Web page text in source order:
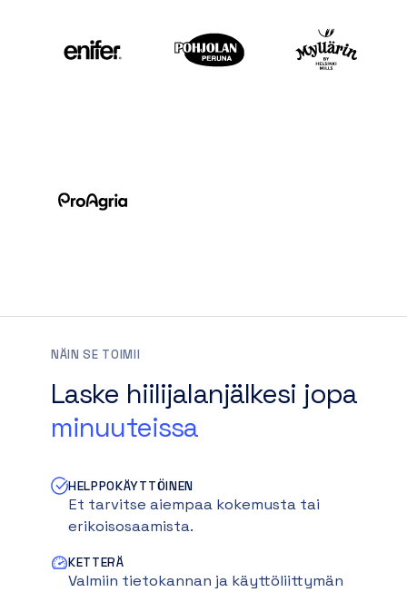
NÄIN SE TOIMII
Laske hiilijalanjälkesi jopa
minuuteissa
HELPPOKÄYTTÖINEN
Et tarvitse aiempaa kokemusta tai
erikoisosaamista.
KETTERÄ
Valmiin tietokannan ja käyttöliittymän